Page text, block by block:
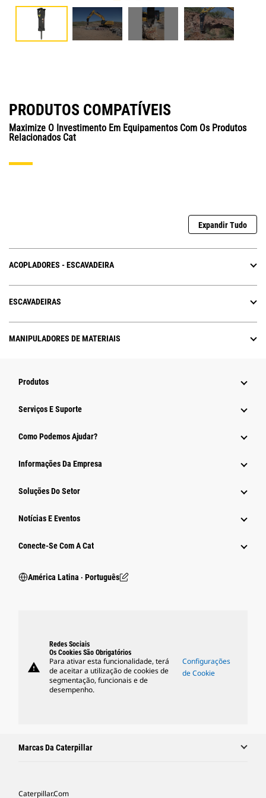
PRODUTOS COMPATÍVEIS
Maximize O Investimento Em Equipamentos Com Os Produtos
Relacionados Cat
Expandir Tudo
ACOPLADORES - ESCAVADEIRA
ESCAVADEIRAS
MANIPULADORES DE MATERIAIS
Produtos
Serviços E Suporte
Como Podemos Ajudar?
Informações Da Empresa
Soluções Do Setor
Notícias E Eventos
Conecte-Se Com A Cat
América Latina ‧ Português
warning
Redes Sociais
Os Cookies São Obrigatórios
Para ativar esta funcionalidade, terá
de aceitar a utilização de cookies de
segmentação, funcionais e de
desempenho.
Configurações
de Cookie
Marcas Da Caterpillar
Caterpillar.com